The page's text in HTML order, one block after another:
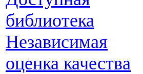
библиотека
Независимая
оценка качества